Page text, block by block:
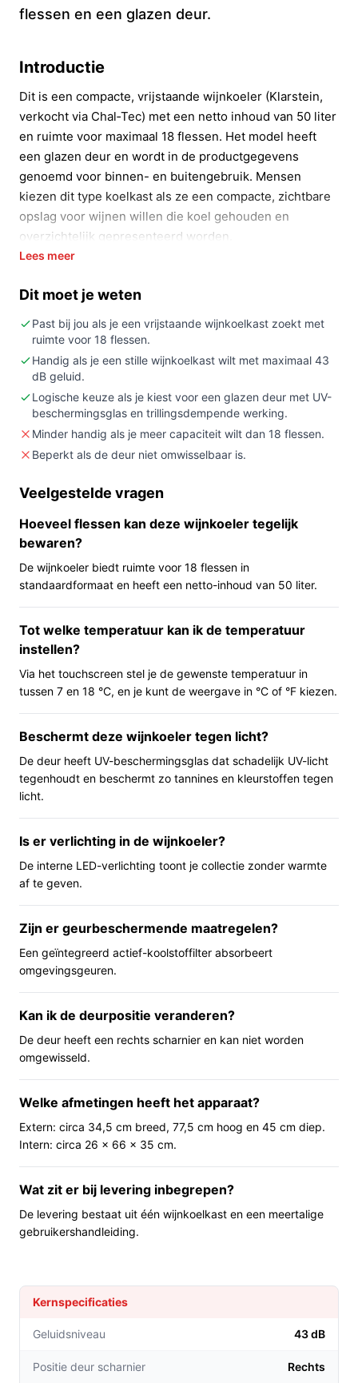
flessen en een glazen deur.
Introductie
Dit is een compacte, vrijstaande wijnkoeler (Klarstein,
verkocht via Chal‑Tec) met een netto inhoud van 50 liter
en ruimte voor maximaal 18 flessen. Het model heeft
een glazen deur en wordt in de productgegevens
genoemd voor binnen- en buitengebruik. Mensen
kiezen dit type koelkast als ze een compacte, zichtbare
opslag voor wijnen willen die koel gehouden en
overzichtelijk gepresenteerd worden.
Kopen als:je een vrijstaande, compacte
wijnkoelkast zoekt voor ongeveer 18 flessen en je
waarde hecht aan een glazen deur en een
temperatuuraanduiding.
Niet kopen als:
dan ~18) of een inbouwoplossing nodig hebt.
Belangrijkste check:controleer of de aangegeven
temperatuurinstellingen en de vermelding van
binnen/buiten gebruik passen bij jouw
Wat je in de praktijk merkt
Op een keuken- of barkastje neemt deze koeler weinig
ruimte in (78 × 34 × 45 cm). Met plek voor 18 flessen is
hij geschikt voor een kleine verzameling of voor wie een
selectie wijnen wil aanbieden bij ontvangst van gasten.
De kast heeft een temperatuursdisplay, zodat je de
ingestelde binnentemperatuur kunt zien. Volgens de
en heeft de deur een dubbele beglazing met
Belangrijkste voordelen
Dit model levert praktische voordelen in dagelijks
Compact formaat: neemt weinig vloeroppervlak in
en past in kleinere keukens of bij een thuisbar.
Beschermde presentatie: glazen deur met dubbele
beglazing en UV‑bescherming houdt licht buiten
terwijl je collectie zichtbaar blijft.
temperatuurweergave en bedieningselementen
maken het instellen en controleren van de
Voor wie is dit geschikt?
Geschikt voor huishoudens of thuiskoks die 10–20
flessen willen bewaren, voor kleine bars of mensen die
een compacte wijnpresentatie zoeken. Ook bruikbaar
als secundaire koeloplossing naast een grotere
voorraad.
Voor wie is dit minder geschikt?
Als je een grotere wijncollectie hebt of inbouwruimte
nodig hebt, is dit model minder geschikt. Als je speciale
eisen hebt aan de exacte temperatuursband of
temperatuurbereik overeenkomen met jouw wensen.
Praktisch t.o.v. alternatieven
Vergelijk bij compacte wijnkoelkasten op
Lees meer
Dit moet je weten
Past bij jou als je een vrijstaande wijnkoelkast zoekt met
ruimte voor 18 flessen.
Handig als je een stille wijnkoelkast wilt met maximaal 43
dB geluid.
Logische keuze als je kiest voor een glazen deur met UV-
beschermingsglas en trillingsdempende werking.
Minder handig als je meer capaciteit wilt dan 18 flessen.
Beperkt als de deur niet omwisselbaar is.
Veelgestelde vragen
Hoeveel flessen kan deze wijnkoeler tegelijk
bewaren?
De wijnkoeler biedt ruimte voor 18 flessen in
standaardformaat en heeft een netto-inhoud van 50 liter.
Tot welke temperatuur kan ik de temperatuur
instellen?
Via het touchscreen stel je de gewenste temperatuur in
tussen 7 en 18 °C, en je kunt de weergave in °C of °F kiezen.
Beschermt deze wijnkoeler tegen licht?
De deur heeft UV-beschermingsglas dat schadelijk UV-licht
tegenhoudt en beschermt zo tannines en kleurstoffen tegen
licht.
Is er verlichting in de wijnkoeler?
De interne LED-verlichting toont je collectie zonder warmte
af te geven.
Zijn er geurbeschermende maatregelen?
Een geïntegreerd actief-koolstoffilter absorbeert
omgevingsgeuren.
Kan ik de deurpositie veranderen?
De deur heeft een rechts scharnier en kan niet worden
omgewisseld.
Welke afmetingen heeft het apparaat?
Extern: circa 34,5 cm breed, 77,5 cm hoog en 45 cm diep.
Intern: circa 26 x 66 x 35 cm.
Wat zit er bij levering inbegrepen?
De levering bestaat uit één wijnkoelkast en een meertalige
gebruikershandleiding.
Kernspecificaties
Geluidsniveau 43 dB
Positie deur scharnier Rechts